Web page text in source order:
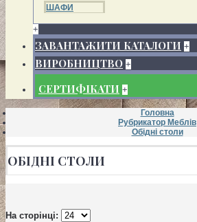
ШАФИ
+
ЗАВАНТАЖИТИ КАТАЛОГИ +
ВИРОБНИЦТВО +
СЕРТИФІКАТИ +
Головна
Рубрикатор Меблів
Обідні столи
ОБІДНІ СТОЛИ
На сторінці: